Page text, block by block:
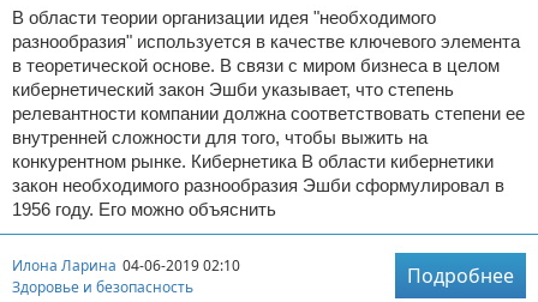
В области теории организации идея "необходимого
разнообразия" используется в качестве ключевого элемента
в теоретической основе. В связи с миром бизнеса в целом
кибернетический закон Эшби указывает, что степень
релевантности компании должна соответствовать степени ее
внутренней сложности для того, чтобы выжить на
конкурентном рынке. Кибернетика В области кибернетики
закон необходимого разнообразия Эшби сформулировал в
1956 году. Его можно объяснить
Илона Ларина 04-06-2019 02:10
Здоровье и безопасность
Подробнее